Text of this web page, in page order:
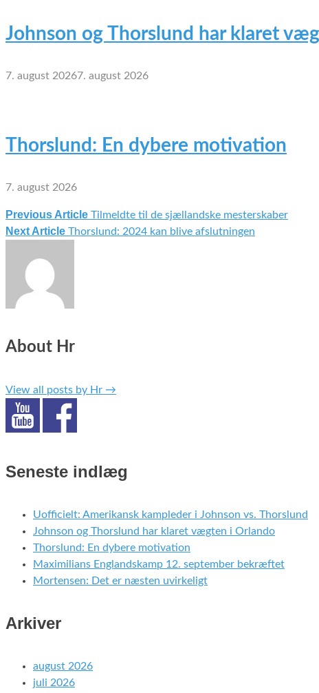
Johnson og Thorslund har klaret
7. august 20267. august 2026
Thorslund: En dybere motivation
7. august 2026
Indlægsnavigation
Previous Article Tilmeldte til de sjællandske mesterskaber
Next Article Thorslund: 2024 kan blive afslutningen
About Hr
View all posts by Hr →
Seneste indlæg
Uofficielt: Amerikansk kampleder i Johnson vs. Thorslund
Johnson og Thorslund har klaret vægten i Orlando
Thorslund: En dybere motivation
Maximilians Englandskamp 12. september bekræftet
Mortensen: Det er næsten uvirkeligt
Arkiver
august 2026
juli 2026